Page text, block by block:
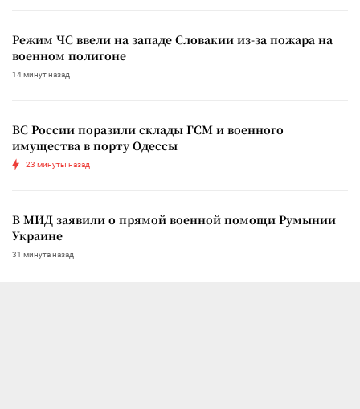
Режим ЧС ввели на западе Словакии из-за пожара на
военном полигоне
14 минут назад
ВС России поразили склады ГСМ и военного
имущества в порту Одессы
23 минуты назад
В МИД заявили о прямой военной помощи Румынии
Украине
31 минута назад